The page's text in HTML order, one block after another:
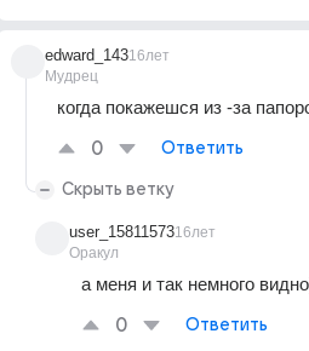
edward_143
Мудрец
16лет
когда покажешся из -за
0 Ответить
Скрыть ветку
user_15811573
Оракул
16лет
а меня и так немного
0 Ответить